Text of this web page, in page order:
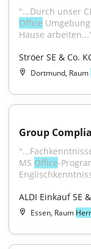
Office
Hause
Ströer SE & Co.
Dortmund, Raum
Group
MS Office-
ALDI Einkauf SE
Essen, Raum